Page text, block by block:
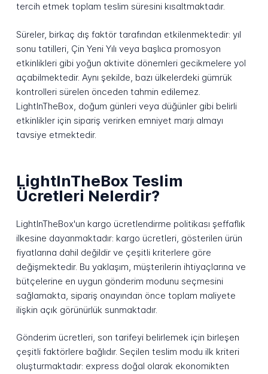
tercih etmek toplam teslim süresini kısaltmaktadır.
Süreler, birkaç dış faktör tarafından etkilenmektedir: yıl
sonu tatilleri, Çin Yeni Yılı veya başlıca promosyon
etkinlikleri gibi yoğun aktivite dönemleri gecikmelere yol
açabilmektedir. Aynı şekilde, bazı ülkelerdeki gümrük
kontrolleri sürelen önceden tahmin edilemez.
LightInTheBox, doğum günleri veya düğünler gibi belirli
etkinlikler için sipariş verirken emniyet marjı almayı
tavsiye etmektedir.
LightInTheBox Teslim
Ücretleri Nelerdir?
LightInTheBox'un kargo ücretlendirme politikası şeffaflık
ilkesine dayanmaktadır: kargo ücretleri, gösterilen ürün
fiyatlarına dahil değildir ve çeşitli kriterlere göre
değişmektedir. Bu yaklaşım, müşterilerin ihtiyaçlarına ve
bütçelerine en uygun gönderim modunu seçmesini
sağlamakta, sipariş onayından önce toplam maliyete
ilişkin açık görünürlük sunmaktadır.
Gönderim ücretleri, son tarifeyi belirlemek için birleşen
çeşitli faktörlere bağlıdır. Seçilen teslim modu ilk kriteri
oluşturmaktadır: express doğal olarak ekonomikten